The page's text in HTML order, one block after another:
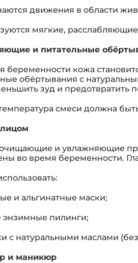
движения в области
мягкие,
и питательные
беременности кожа
обёртывания с
зуд и предотвратить
смеси должна
и увлажняющие
во время беременности.
и альгинатные маски;
энзимные пилинги;
с натуральными маслами
и маникюр